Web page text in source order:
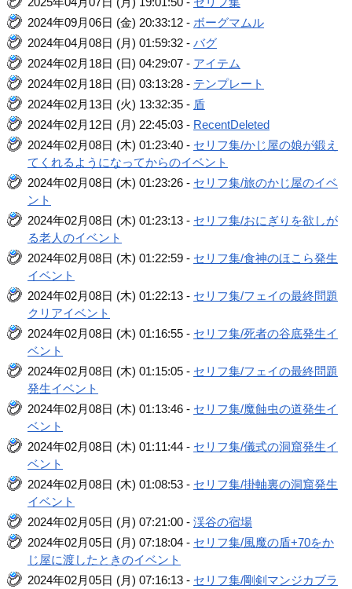
2024年09月06日 (金) 20:33:12 - ボーグマムル
2024年04月08日 (月) 01:59:32 -バグ
2024年02月18日 (日) 04:29:07 - アイテム
2024年02月18日 (日) 03:13:28 - テンプレート
2024年02月13日 (火) 13:32:35 - 盾
2024年02月12日 (月) 22:45:03 - RecentDeleted
2024年02月08日 (木) 01:23:40 - セリフ集/かじ屋の娘が鍛え
てくれるようになってからのイベント
2024年02月08日 (木) 01:23:26 - セリフ集/旅のかじ屋のイベ
ント
2024年02月08日 (木) 01:23:13 - セリフ集/おにぎりを欲しが
る老人のイベント
2024年02月08日 (木) 01:22:59 - セリフ集/食神のほこら発生
イベント
2024年02月08日 (木) 01:22:13 - セリフ集/フェイの最終問題
クリアイベント
2024年02月08日 (木) 01:16:55 - セリフ集/死者の谷底発生イ
ベント
2024年02月08日 (木) 01:15:05 - セリフ集/フェイの最終問題
発生イベント
2024年02月08日 (木) 01:13:46 - セリフ集/魔蝕虫の道発生イ
ベント
2024年02月08日 (木) 01:11:44 - セリフ集/儀式の洞窟発生イ
ベント
2024年02月08日 (木) 01:08:53 - セリフ集/掛軸裏の洞窟発生
イベント
2024年02月05日 (月) 07:21:00 -渓谷の宿場
2024年02月05日 (月) 07:18:04 - セリフ集/風魔の盾+70をか
じ屋に渡したときのイベント
2024年02月05日 (月) 07:16:13 - セリフ集/剛剣マンジカブラ